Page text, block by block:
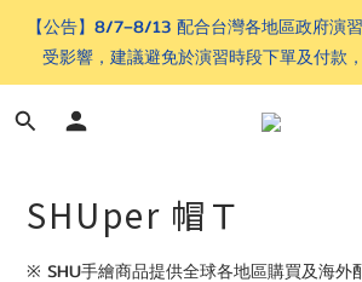
【公告】8/7–8/13 配合台灣各地區政府演
受影響，建議避免於演習時段下單及付款
SHUper 帽Ｔ
※ SHU手繪商品提供全球各地區購買及海外